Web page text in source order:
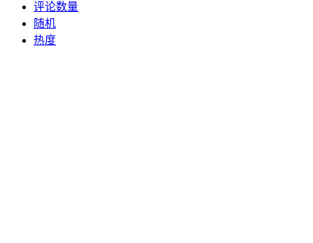
评论数量
随机
热度